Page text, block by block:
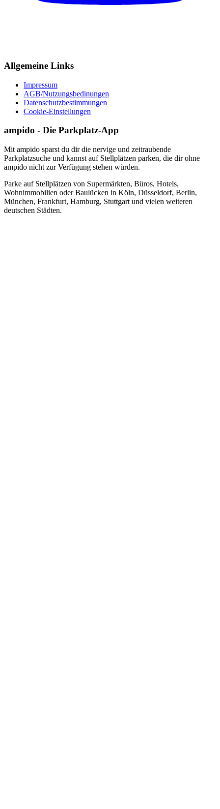
Allgemeine Links
Impressum
AGB/Nutzungsbedinungen
Datenschutzbestimmungen
Cookie-Einstellungen
ampido - Die Parkplatz-App
Mit ampido sparst du dir die nervige und zeitraubende
Parkplatzsuche und kannst auf Stellplätzen parken, die dir ohne
ampido nicht zur Verfügung stehen würden.
Parke auf Stellplätzen von Supermärkten, Büros, Hotels,
Wohnimmobilien oder Baulücken in Köln, Düsseldorf, Berlin,
München, Frankfurt, Hamburg, Stuttgart und vielen weiteren
deutschen Städten.